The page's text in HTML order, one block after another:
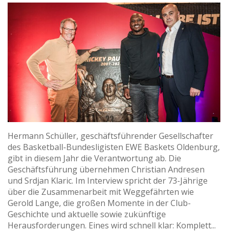
Hermann Schüller, geschäftsführender Gesellschafter
des Basketball-Bundesligisten EWE Baskets Oldenburg,
gibt in diesem Jahr die Verantwortung ab. Die
Geschäftsführung übernehmen Christian Andresen
und Srdjan Klaric. Im Interview spricht der 73-Jährige
über die Zusammenarbeit mit Weggefährten wie
Gerold Lange, die großen Momente in der Club-
Geschichte und aktuelle sowie zukünftige
Herausforderungen. Eines wird schnell klar: Komplett...